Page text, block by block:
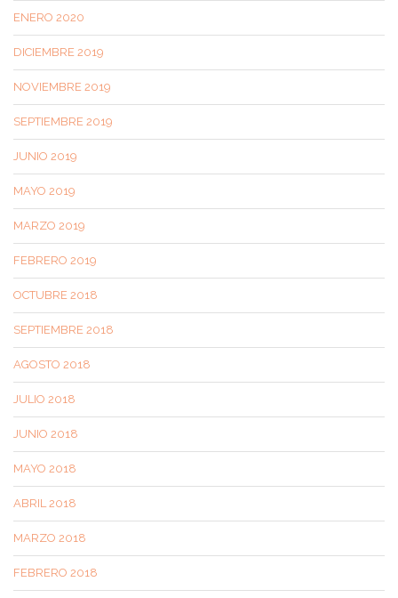
ENERO 2020
DICIEMBRE 2019
NOVIEMBRE 2019
SEPTIEMBRE 2019
JUNIO 2019
MAYO 2019
MARZO 2019
FEBRERO 2019
OCTUBRE 2018
SEPTIEMBRE 2018
AGOSTO 2018
JULIO 2018
JUNIO 2018
MAYO 2018
ABRIL 2018
MARZO 2018
FEBRERO 2018